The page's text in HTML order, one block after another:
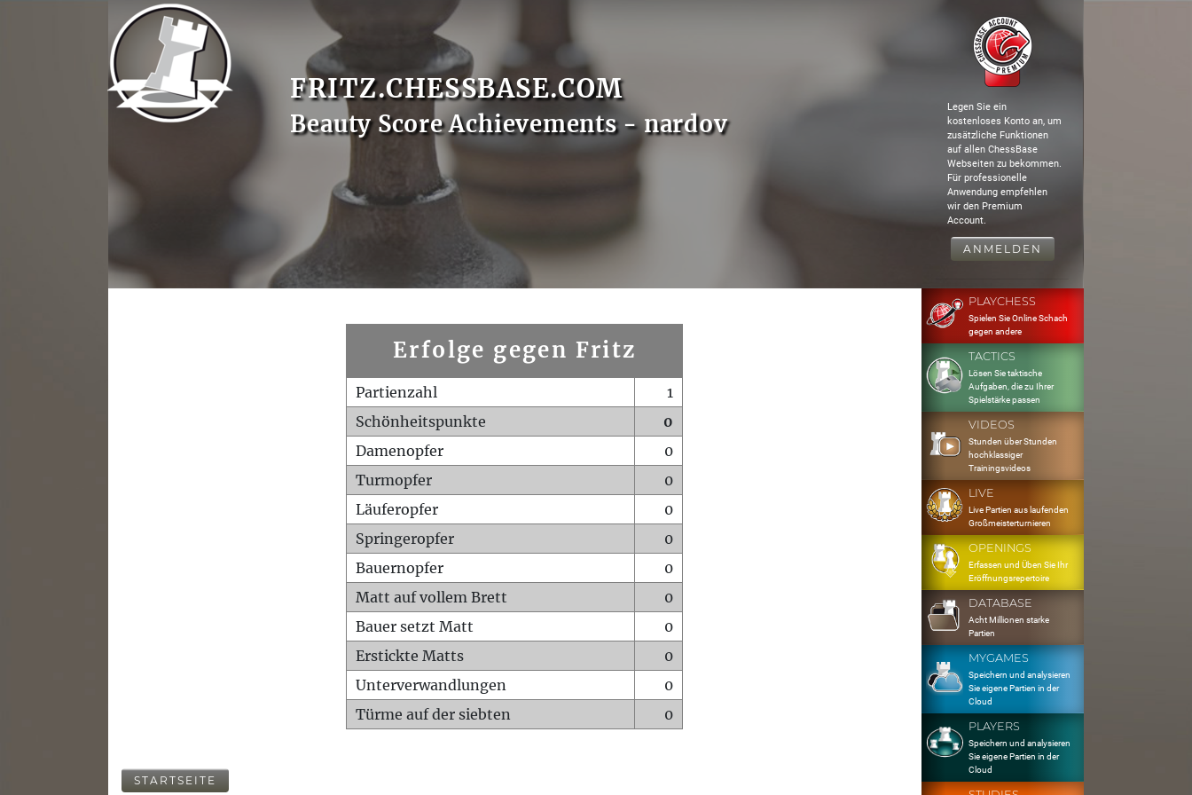
FRITZ.CHESSBASE.COM
Beauty Score Achievements - nardov
Legen Sie ein
kostenloses Konto an, um
zusätzliche Funktionen
auf allen ChessBase
Webseiten zu bekommen.
Für professionelle
Anwendung empfehlen
wir den Premium
Account.
ANMELDEN
Erfolge gegen Fritz
Partienzahl
1
Schönheitspunkte
0
Damenopfer
0
Turmopfer
0
Läuferopfer
0
Springeropfer
0
Bauernopfer
0
Matt auf vollem Brett
0
Bauer setzt Matt
0
Erstickte Matts
0
Unterverwandlungen
0
Türme auf der siebten
0
STARTSEITE
PLAYCHESS
Spielen Sie Online Schach
gegen andere
TACTICS
Lösen Sie taktische
Aufgaben, die zu Ihrer
Spielstärke passen
VIDEOS
Stunden über Stunden
hochklassiger
Trainingsvideos
LIVE
Live Partien aus laufenden
Großmeisterturnieren
OPENINGS
Erfassen und Üben Sie Ihr
Eröffnungsrepertoire
DATABASE
Acht Millionen starke
Partien
MYGAMES
Speichern und analysieren
Sie eigene Partien in der
Cloud
PLAYERS
Speichern und analysieren
Sie eigene Partien in der
Cloud